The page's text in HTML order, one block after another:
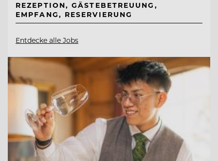
REZEPTION, GÄSTEBETREUUNG,
EMPFANG, RESERVIERUNG
Entdecke alle Jobs